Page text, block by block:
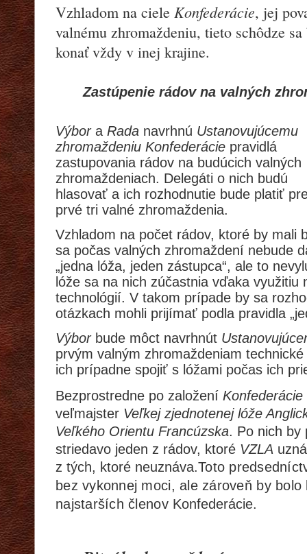
Vzhladom na ciele Konfederácie, jej
valnému zhromaždeniu, tieto schôdze
konať vždy v inej krajine.
Zastúpenie rádov na valných
Výbora Rada navrhnú Ustanovujúcemu
zhromaždeniu Konfederácie pravidlá
zastupovania rádov na budúcich valných
zhromaždeniach. Delegáti o nich budú
hlasovať a ich rozhodnutie bude platiť
prvé tri valné zhromaždenia.
Vzhladom na počet rádov, ktoré by mali
sa počas valných zhromaždení nebude
„jedna lóža, jeden zástupca“, ale to
lóže sa na nich zúčastnia vďaka využitiu
technológií. V takom prípade by sa
otázkach mohli prijímať podla pravidla
Výborbude môct navrhnút
prvým valným zhromaždeniam
ich prípadne spojiť s lóžami počas ich
Bezprostredne po založení Konfederácie
veľmajster Veľkej zjednotenej lóže
Veľkého Orientu Francúzska. Po nich by
striedavo jeden z rádov, ktoré VZLA
z tých, ktoré neuznáva.Toto
bez vykonnej moci, ale zároveň by
najstarších členov Konfederácie.